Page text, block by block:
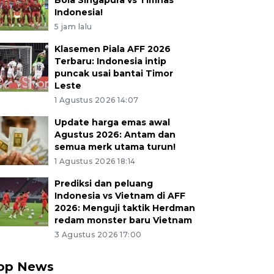
Indonesia!
5 jam lalu
Klasemen Piala AFF 2026
Terbaru: Indonesia intip
puncak usai bantai Timor
Leste
1 Agustus 2026 14:07
Update harga emas awal
Agustus 2026: Antam dan
semua merk utama turun!
1 Agustus 2026 18:14
Prediksi dan peluang
Indonesia vs Vietnam di AFF
2026: Menguji taktik Herdman
redam monster baru Vietnam
3 Agustus 2026 17:00
News